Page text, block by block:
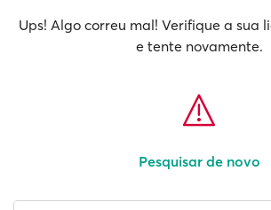
Ups! Algo correu mal! Verifique a sua
e tente novamente.
Pesquisar de novo